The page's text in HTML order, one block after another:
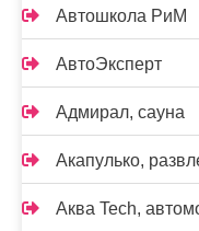
Автошкола РиМ
АвтоЭксперт
Адмирал, сауна
Акапулько,
Аква Tech,